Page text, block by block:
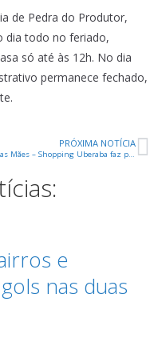
de Pedra do Produtor,
dia todo no feriado,
só até às 12h. No dia
permanece fechado,
PRÓXIMA NOTÍCIA
Dia das Mães – Shopping Uberaba faz promoção especial
e
nas duas